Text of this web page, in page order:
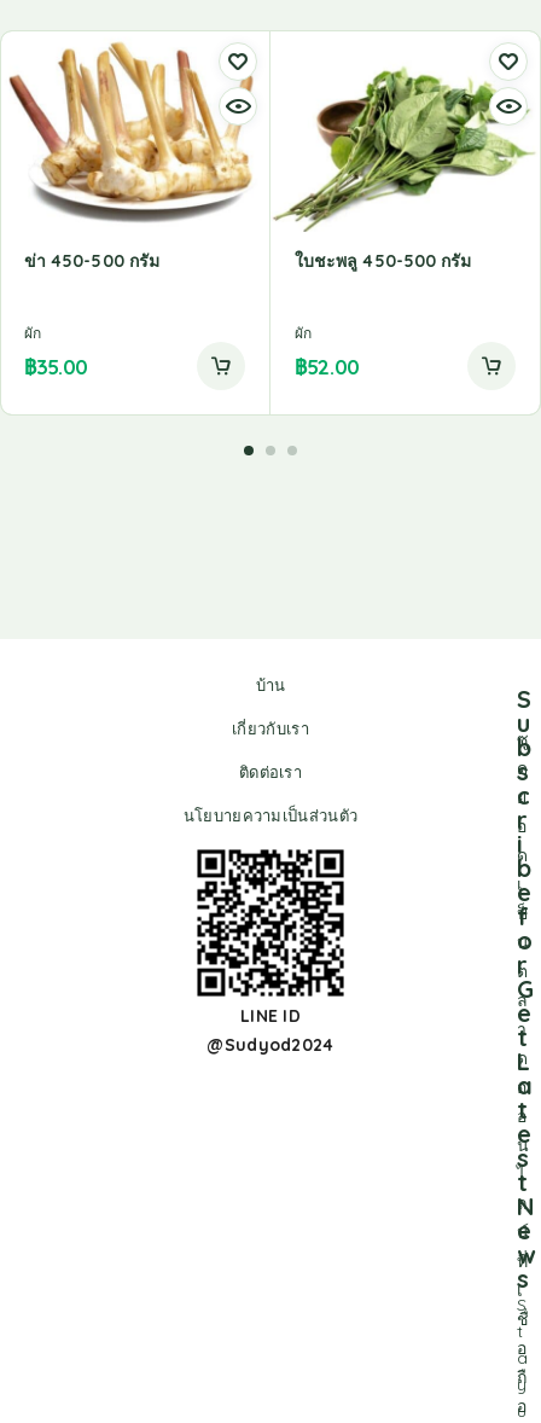
ข่า 450-500 กรัม
ผัก
฿35.00
ใบชะพลู 450-500 กรัม
ผัก
฿52.00
บ้าน
เกี่ยวกับเรา
ติดต่อเรา
นโยบายความเป็นส่วนตัว
LINE ID
@Sudyod2024
ซู
ด
ย
อ
ด
เ
ป็
น
ต
ล
า
ด
อ
อ
น
ไ
ล
น์
ที่
เ
ชื่
อ
ถื
อ
S
u
b
s
c
r
i
b
e
f
o
r
G
e
t
L
a
t
e
s
t
N
e
w
s
S
t
a
y
u